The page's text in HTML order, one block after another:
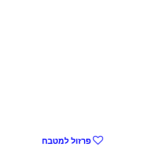
פרזול למטבח